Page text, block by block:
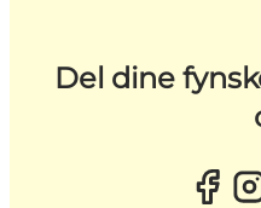
Del dine